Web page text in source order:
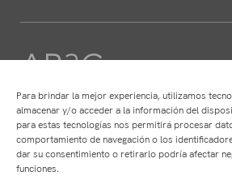
Para brindar la mejor experiencia, utilizamos
almacenar y/o acceder a la información del
para estas tecnologías nos permitirá procesar
comportamiento de navegación o los
dar su consentimiento o retirarlo podría afectar
funciones.
HOTELES
ABaC
Cram
ABaC